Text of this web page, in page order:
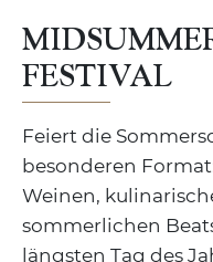
FESTIVAL
Feiert die
besonderen
Weinen,
sommerlichen
längsten Tag des